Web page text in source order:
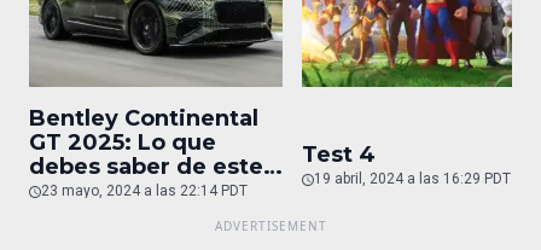
Bentley Continental
GT 2025: Lo que
debes saber de este
auto de superlujo
23 mayo, 2024 a las 22:14 PDT
Test 4
19 abril, 2024 a las 16:29 PDT